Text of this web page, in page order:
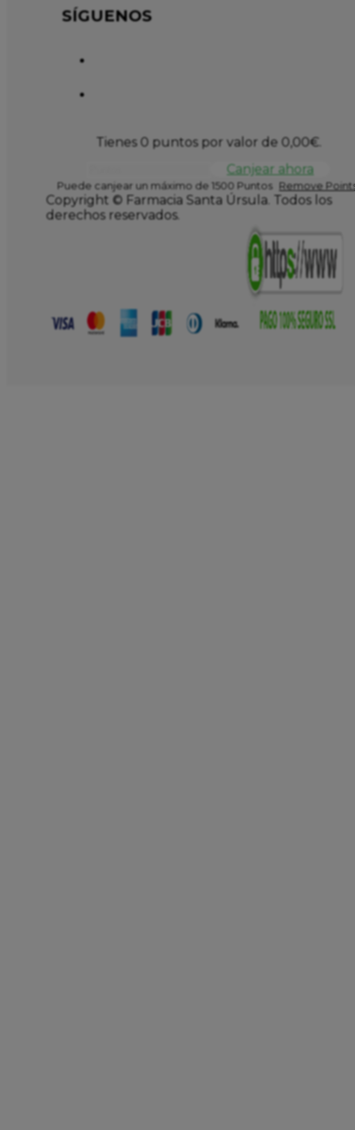
SÍGUENOS
Tienes 0 puntos por valor de 0,00€.
Canjear ahora
Puede canjear un máximo de 1500 Puntos Remove
Copyright © Farmacia Santa Úrsula. Todos los
derechos reservados.